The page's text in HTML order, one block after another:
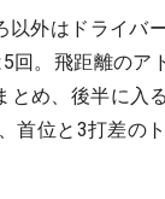
以外はドライバ
回。飛距離のア
とめ、後半に入る
首位と3打差のト